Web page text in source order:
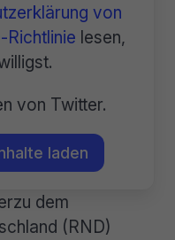
von
Richtlinie lesen,
von Twitter.
laden
dem
(RND)